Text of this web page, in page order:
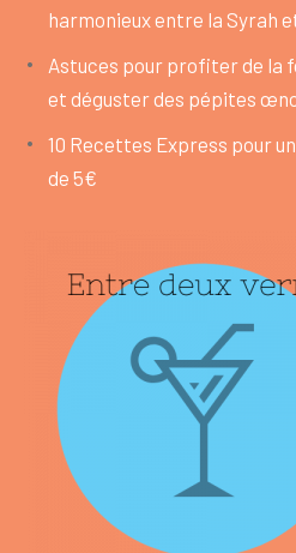
harmonieux entre la Syrah
Astuces pour profiter de la
et déguster des pépites
10 Recettes Express pour
de 5€